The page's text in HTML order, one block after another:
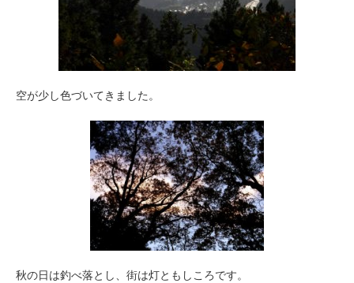
空が少し色づいてきました。
秋の日は釣べ落とし、街は灯ともしころです。